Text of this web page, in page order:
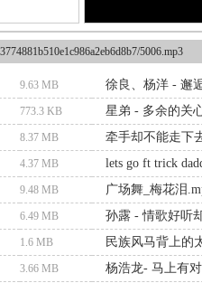
5006.mp3
9.63 MB
徐良、杨洋 - 邂
773.3 KB
星弟 - 多余的关
8.37 MB
牵手却不能走下
4.37 MB
lets go ft trick
9.48 MB
广场舞_梅花泪
6.49 MB
孙露 - 情歌好听
1.6 MB
民族风马背上的
3.66 MB
杨浩龙- 马上有